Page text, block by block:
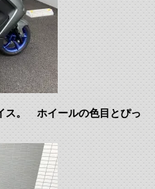
ス。 ホイールの色目とぴっ